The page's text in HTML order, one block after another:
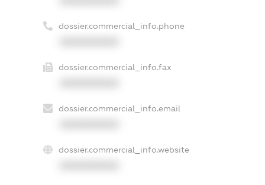
dossier.commercial_info.phone
dossier.commercial_info.fax
dossier.commercial_info.email
dossier.commercial_info.website